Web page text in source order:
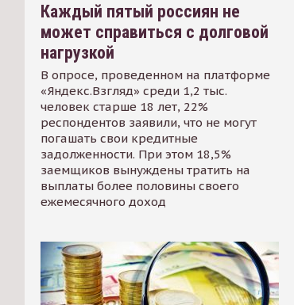
Каждый пятый россиян не
может справиться с долговой
нагрузкой
В опросе, проведенном на платформе
«Яндекс.Взгляд» среди 1,2 тыс.
человек старше 18 лет, 22%
респондентов заявили, что не могут
погашать свои кредитные
задолженности. При этом 18,5%
заемщиков вынуждены тратить на
выплаты более половины своего
ежемесячного доход